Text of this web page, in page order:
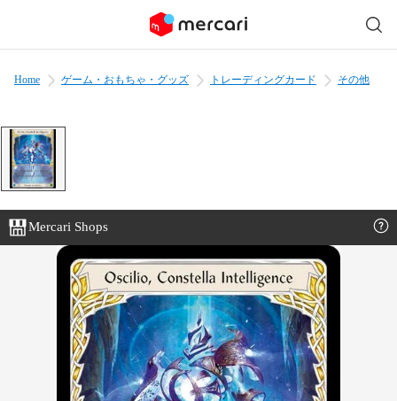
Home ゲーム・おもちゃ・グッズ トレーディングカード その他
Mercari Shops